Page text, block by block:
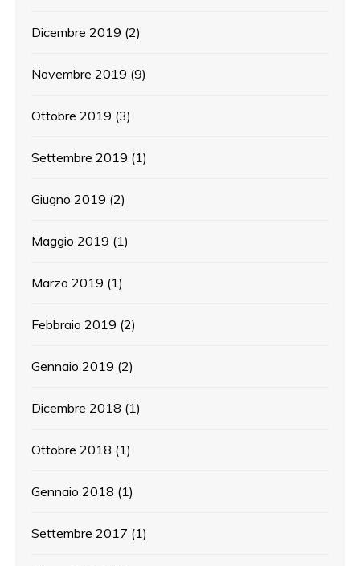
Dicembre 2019 (2)
Novembre 2019 (9)
Ottobre 2019 (3)
Settembre 2019 (1)
Giugno 2019 (2)
Maggio 2019 (1)
Marzo 2019 (1)
Febbraio 2019 (2)
Gennaio 2019 (2)
Dicembre 2018 (1)
Ottobre 2018 (1)
Gennaio 2018 (1)
Settembre 2017 (1)